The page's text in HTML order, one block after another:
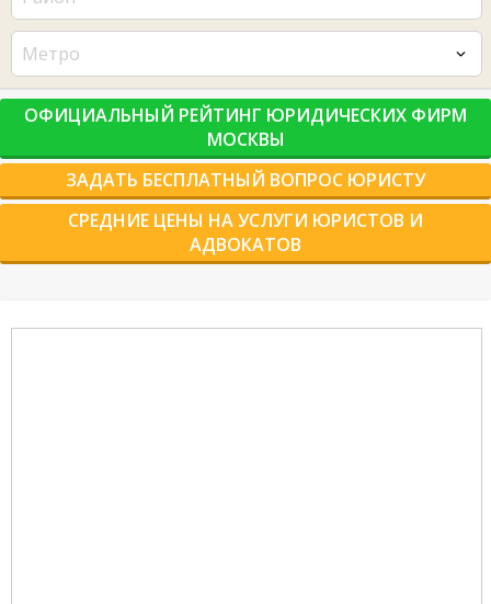
Метро
ОФИЦИАЛЬНЫЙ РЕЙТИНГ ЮРИДИЧЕСКИХ ФИРМ
МОСКВЫ
ЗАДАТЬ БЕСПЛАТНЫЙ ВОПРОС ЮРИСТУ
СРЕДНИЕ ЦЕНЫ НА УСЛУГИ ЮРИСТОВ И
АДВОКАТОВ